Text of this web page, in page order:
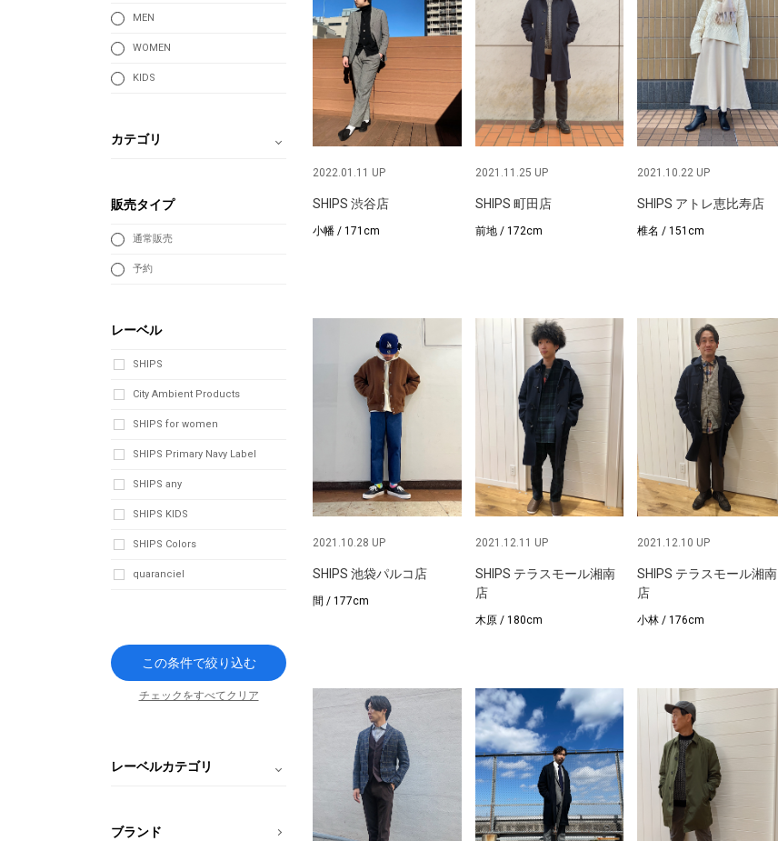
2022.01.11 UP
SHIPS 渋谷店
小幡 / 171cm
2021.11.25 UP
SHIPS 町田店
前地 / 172cm
2021.10.22 UP
SHIPS アトレ恵比寿店
椎名 / 151cm
2021.10.28 UP
SHIPS 池袋パルコ店
間 / 177cm
2021.12.11 UP
SHIPS テラスモール湘南
店
木原 / 180cm
2021.12.10 UP
SHIPS テラスモール湘南
店
小林 / 176cm
MEN
WOMEN
KIDS
カテゴリ
販売タイプ
通常販売
予約
レーベル
SHIPS
City Ambient Products
SHIPS for women
SHIPS Primary Navy Label
SHIPS any
SHIPS KIDS
SHIPS Colors
quaranciel
この条件で絞り込む
チェックをすべてクリア
レーベルカテゴリ
ブランド